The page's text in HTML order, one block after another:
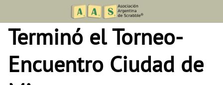
content
Terminó el Torneo-
Encuentro Ciudad de